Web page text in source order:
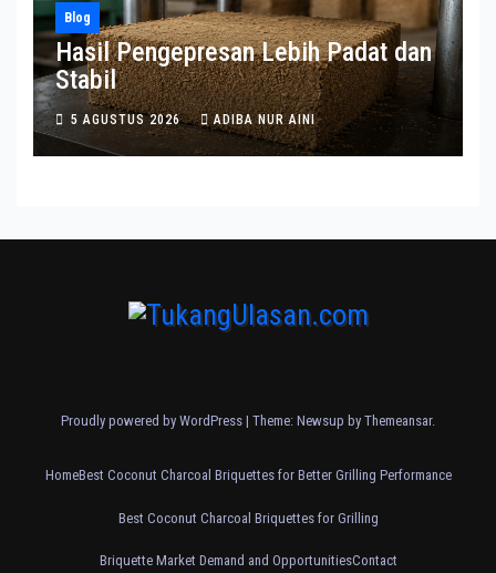
Blog
Hasil Pengepresan Lebih Padat dan
Stabil
5 AGUSTUS 2026 ADIBA NUR AINI
Proudly powered by WordPress | Theme: Newsup by Themeansar.
HomeBest Coconut Charcoal Briquettes for Better Grilling Performance
Best Coconut Charcoal Briquettes for Grilling
Briquette Market Demand and OpportunitiesContact